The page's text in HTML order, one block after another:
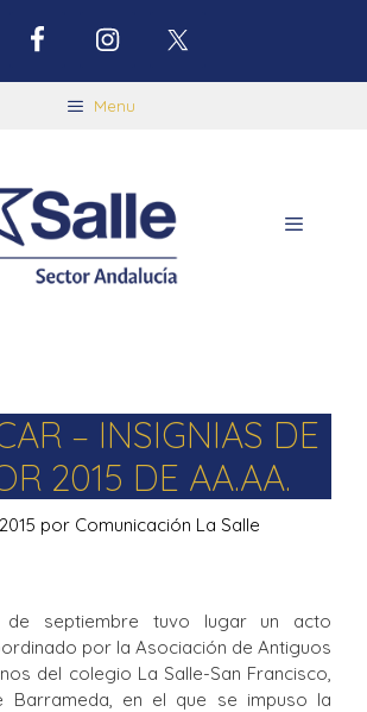
Menu
– INSIGNIAS DE
2015 DE AA.AA.
por Comunicación La Salle
de septiembre tuvo lugar un acto
por la Asociación de Antiguos
del colegio La Salle-San Francisco,
Barrameda, en el que se impuso la